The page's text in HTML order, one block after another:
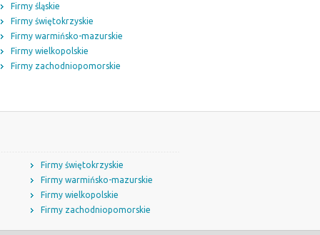
Firmy śląskie
Firmy świętokrzyskie
Firmy warmińsko-mazurskie
Firmy wielkopolskie
Firmy zachodniopomorskie
Firmy świętokrzyskie
Firmy warmińsko-mazurskie
Firmy wielkopolskie
Firmy zachodniopomorskie